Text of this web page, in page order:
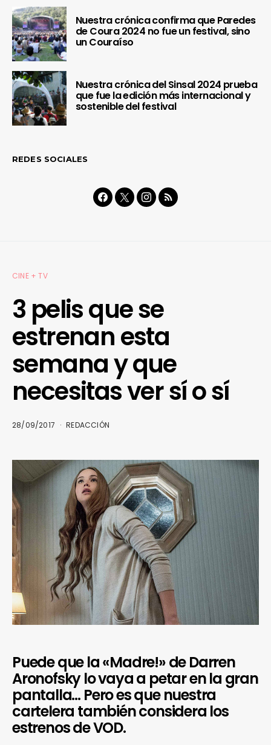
Nuestra crónica confirma que Paredes
de Coura 2024 no fue un festival, sino
un Couraíso
Nuestra crónica del Sinsal 2024 prueba
que fue la edición más internacional y
sostenible del festival
REDES SOCIALES
CINE + TV
3 pelis que se
estrenan esta
semana y que
necesitas ver sí o sí
28/09/2017 REDACCIÓN
Puede que la «Madre!» de Darren
Aronofsky lo vaya a petar en la gran
pantalla… Pero es que nuestra
cartelera también considera los
estrenos de VOD.